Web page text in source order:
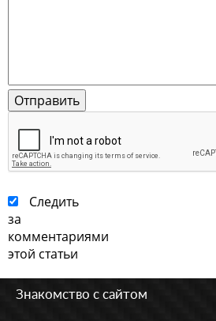
Следить
за
комментариями
этой статьи
Знакомство с сайтом